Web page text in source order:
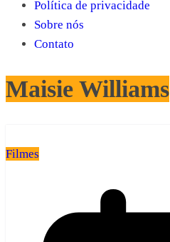
Política de privacidade
Sobre nós
Contato
Maisie Williams
Filmes